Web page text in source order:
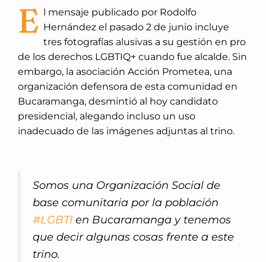
E
l mensaje publicado por Rodolfo
Hernández el pasado 2 de junio incluye
tres fotografías alusivas a su gestión en pro
de los derechos LGBTIQ+ cuando fue alcalde. Sin
embargo, la asociación Acción Prometea, una
organización defensora de esta comunidad en
Bucaramanga, desmintió al hoy candidato
presidencial, alegando incluso un uso
inadecuado de las imágenes adjuntas al trino.
Somos una Organización Social de
base comunitaria por la población
#LGBTI en Bucaramanga y tenemos
que decir algunas cosas frente a este
trino.